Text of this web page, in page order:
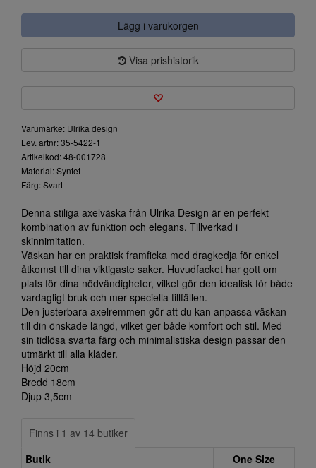
Lägg i varukorgen
Visa prishistorik
Varumärke: Ulrika design
Lev. artnr: 35-5422-1
Artikelkod: 48-001728
Material: Syntet
Färg: Svart
Denna stiliga axelväska från Ulrika Design är en perfekt
kombination av funktion och elegans. Tillverkad i
skinnimitation.
Väskan har en praktisk framficka med dragkedja för enkel
åtkomst till dina viktigaste saker. Huvudfacket har gott om
plats för dina nödvändigheter, vilket gör den idealisk för både
vardagligt bruk och mer speciella tillfällen.
Den justerbara axelremmen gör att du kan anpassa väskan
till din önskade längd, vilket ger både komfort och stil. Med
sin tidlösa svarta färg och minimalistiska design passar den
utmärkt till alla kläder.
Höjd 20cm
Bredd 18cm
Djup 3,5cm
Finns i 1 av 14 butiker
Butik
One Size